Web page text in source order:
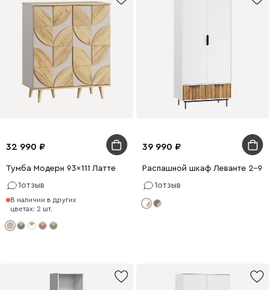
32 990
Тумба Модерн 93x111 Латте
1отзыв
В наличии в других
цветах: 2 шт.
39 990
Распашной шкаф Леванте 2-
1отзыв